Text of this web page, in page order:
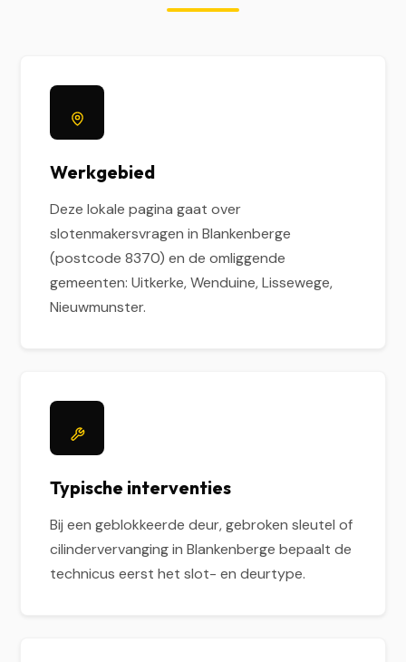
Werkgebied
Deze lokale pagina gaat over
slotenmakersvragen in Blankenberge
(postcode 8370) en de omliggende
gemeenten: Uitkerke, Wenduine, Lissewege,
Nieuwmunster.
Typische interventies
Bij een geblokkeerde deur, gebroken sleutel of
cilindervervanging in Blankenberge bepaalt de
technicus eerst het slot- en deurtype.